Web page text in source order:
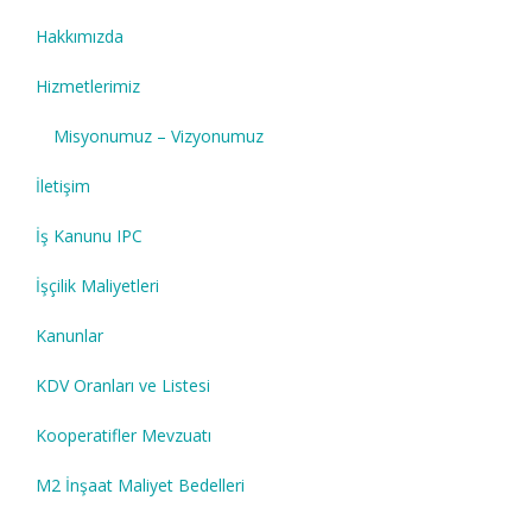
Hakkımızda
Hizmetlerimiz
Misyonumuz – Vizyonumuz
İletişim
İş Kanunu IPC
İşçilik Maliyetleri
Kanunlar
KDV Oranları ve Listesi
Kooperatifler Mevzuatı
M2 İnşaat Maliyet Bedelleri